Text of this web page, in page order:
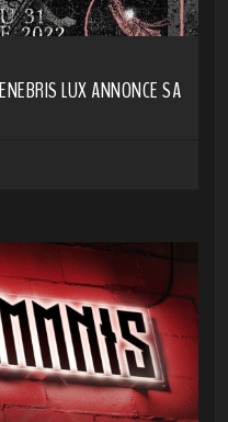
LUX ANNONCE SA